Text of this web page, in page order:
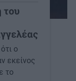
του
ο
εκείνος
το